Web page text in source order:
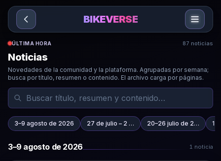
Sari la conținut
BIKEVERSE
ÚLTIMA HORA 87 noticias
Noticias
Novedades de la comunidad y la plataforma. Agrupadas por semana;
busca por título, resumen o contenido. El archivo carga por páginas.
Buscar noticias
3–9 agosto de 2026 27 de julio – 2 … 20–26 julio de 2…
3–9 agosto de 2026 1 noticia